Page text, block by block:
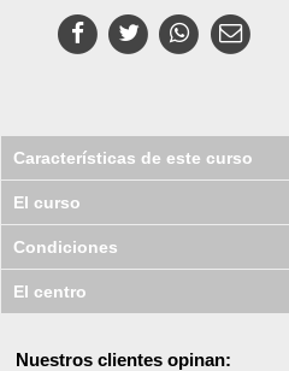
Características de este curso
El curso
Condiciones
El centro
Nuestros clientes opinan: